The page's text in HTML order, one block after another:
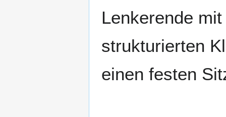
Lenkerende
strukturierten
einen festen